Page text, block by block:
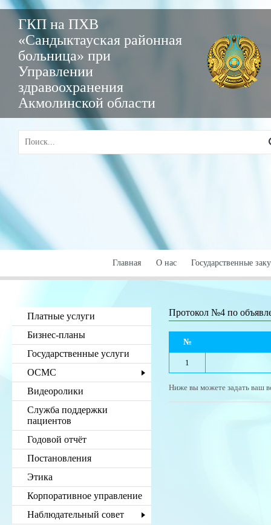
ГКП на ПХВ
«Сандыктауская районная
больница» при
Управлении
здравоохранения
Акмолинской области
Главная О нас Государственные
Платные услуги
Бизнес-планы
Государственные услуги
ОСМС
Видеоролики
Служба поддержки
пациентов
Годовой отчёт
Постановления
Этика
Корпоративное управление
Наблюдательный совет
Протокол №4 по
№
1
Ниже вы можете задать ваш